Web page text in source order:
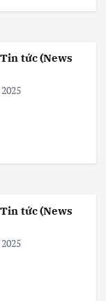
tức (News
tức (News